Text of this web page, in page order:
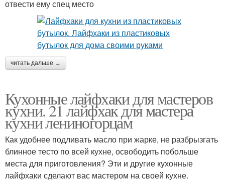
отвести ему спец место
читать дальше →
Кухонные лайфхаки для мастеров
кухни. 21 лайфхак для мастера
кухни лениногорцам
Как удобнее подливать масло при жарке, не разбрызгать
блинное тесто по всей кухне, освободить побольше
места для приготовления? Эти и другие кухонные
лайфхаки сделают вас мастером на своей кухне.